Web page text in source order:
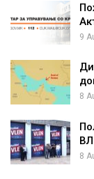
9
8
8